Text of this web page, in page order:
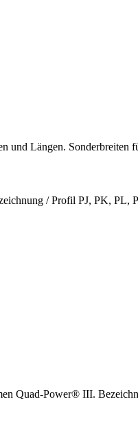
und Längen. Sonderbreiten
/ Profil PJ, PK, PL,
Quad-Power® III.